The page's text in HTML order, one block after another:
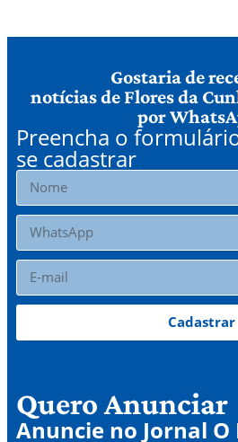
Gostaria de
notícias de Flores da
por
Preencha o
se cadastrar
Cadastrar
Quero Anunciar
Anuncie no Jornal O